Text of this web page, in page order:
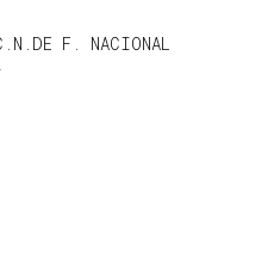
F. NACIONAL